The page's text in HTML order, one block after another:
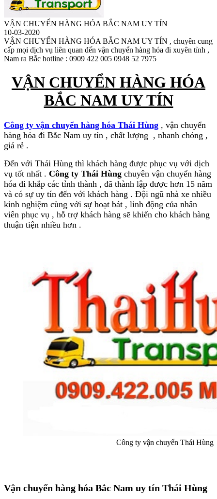
VẬN CHUYỂN HÀNG HÓA BẮC NAM UY TÍN
10-03-2020
VẬN CHUYỂN HÀNG HÓA BẮC NAM UY TÍN , chuyên cung
cấp mọi dịch vụ liên quan đến vận chuyển hàng hóa đi xuyên tỉnh ,
Nam ra Bắc hotline : 0909 422 005 0948 52 7975
VẬN CHUYỂN HÀNG HÓA
BẮC NAM UY TÍN
Công ty vận chuyển hàng hóa Thái Hùng , vận chuyển
hàng hóa đi Bắc Nam uy tín , chất lượng , nhanh chóng ,
giá rẻ .
Đến với Thái Hùng thì khách hàng được phục vụ với dịch
vụ tốt nhất . Công ty Thái Hùng chuyên vận chuyển hàng
hóa đi khắp các tỉnh thành , đã thành lập được hơn 15 năm
và có sự uy tín đến với khách hàng . Đội ngũ nhà xe nhiều
kinh nghiệm cùng với sự hoạt bát , linh động của nhân
viên phục vụ , hỗ trợ khách hàng sẽ khiến cho khách hàng
thuận tiện nhiều hơn .
Công ty vận chuyển Thái Hùng
Vận chuyển hàng hóa Bắc Nam uy tín Thái Hùng